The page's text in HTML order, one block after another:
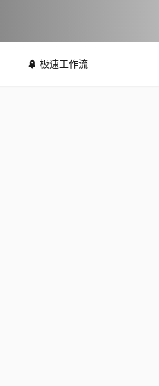
极速工作流